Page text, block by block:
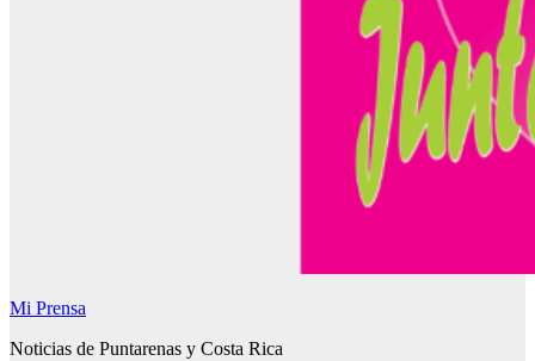
Mi Prensa
Noticias de Puntarenas y Costa Rica